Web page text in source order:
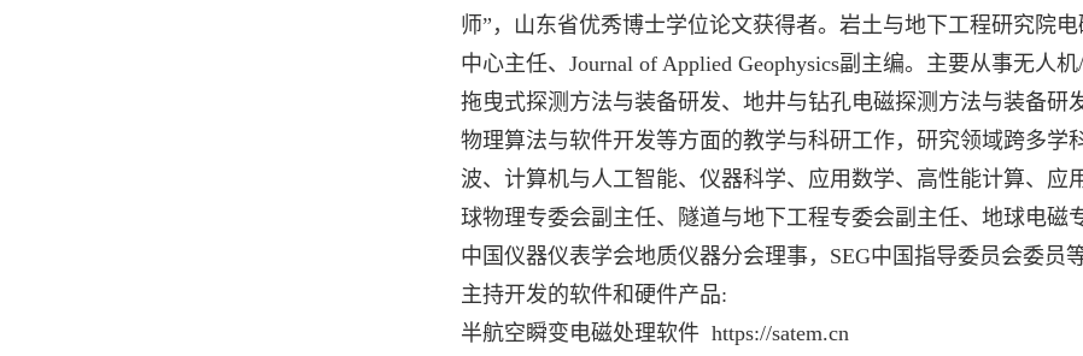
师”，山东省优秀博士学位论文获得者。岩土与地下工程研究院
中心主任、Journal of Applied Geophysics副主编。主要从事无人
拖曳式探测方法与装备研发、地井与钻孔电磁探测方法与装备
物理算法与软件开发等方面的教学与科研工作，研究领域跨多学
波、计算机与人工智能、仪器科学、应用数学、高性能计算、
球物理专委会副主任、隧道与地下工程专委会副主任、地球电磁
中国仪器仪表学会地质仪器分会理事，SEG中国指导委员会委员
主持开发的软件和硬件产品:
半航空瞬变电磁处理软件 https://satem.cn